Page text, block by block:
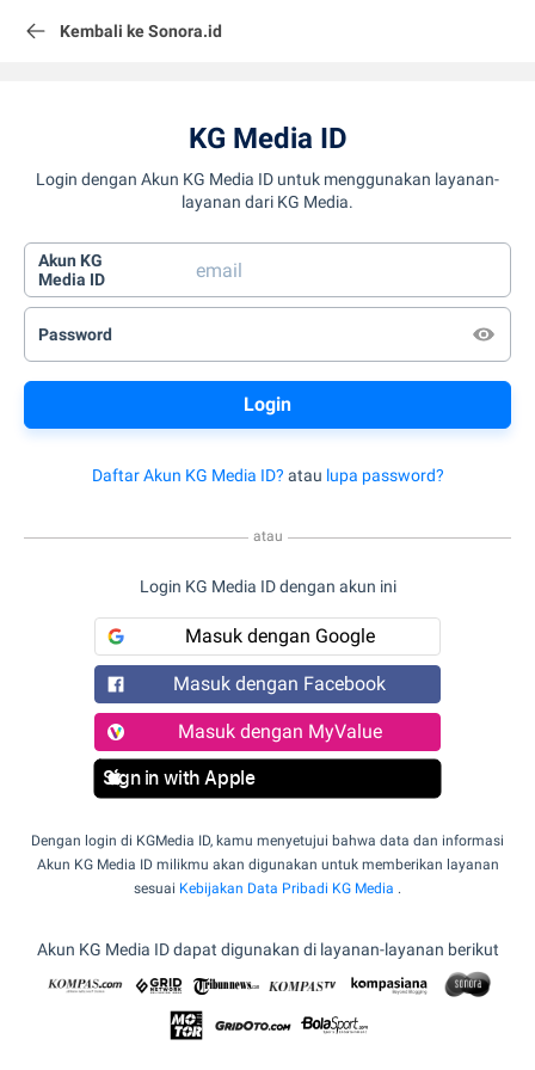
Kembali ke Sonora.id
KG Media ID
Login dengan Akun KG Media ID untuk menggunakan layanan-
layanan dari KG Media.
Akun KG
Media ID
Password
Daftar Akun KG Media ID? atau lupa password?
atau
Login KG Media ID dengan akun ini
Masuk dengan Google
Masuk dengan Facebook
Masuk dengan MyValue
Sign in with Apple
Dengan login di KGMedia ID, kamu menyetujui bahwa data dan informasi
Akun KG Media ID milikmu akan digunakan untuk memberikan layanan
sesuai Kebijakan Data Pribadi KG Media .
Akun KG Media ID dapat digunakan di layanan-layanan berikut